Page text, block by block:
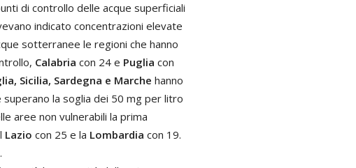
di controllo delle acque superficiali
indicato concentrazioni elevate
sotterranee le regioni che hanno
Calabria con 24 e Puglia con
Sicilia, Sardegna e Marche hanno
la soglia dei 50 mg per litro
aree non vulnerabili la prima
Lazio con 25 e la Lombardia con 19.